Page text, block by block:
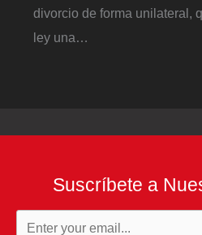
divorcio de forma unilateral,
ley una…
Suscríbete a